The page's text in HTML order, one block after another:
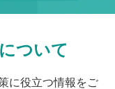
ついて
に役立つ情報をご